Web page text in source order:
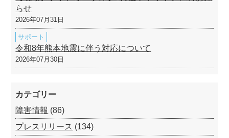
らせ
2026年07月31日
サポート
令和8年熊本地震に伴う対応について
2026年07月30日
カテゴリー
障害情報 (86)
プレスリリース (134)